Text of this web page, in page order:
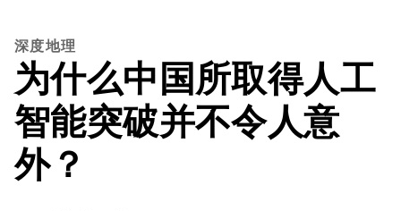
深度地理
为什么中国所取得人工
智能突破并不令人意
外？